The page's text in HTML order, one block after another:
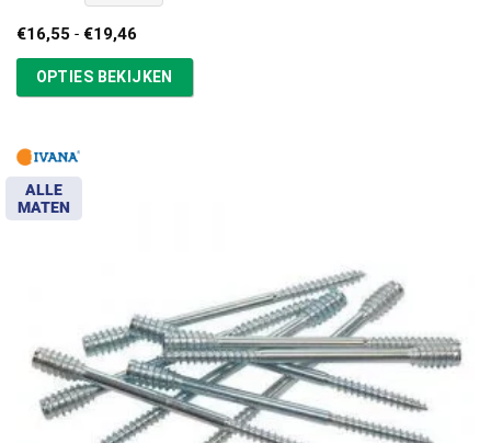
€16,55 - €19,46Prijsklasse:
tot
€19,46
OPTIES BEKIJKEN
ALLE
MATEN